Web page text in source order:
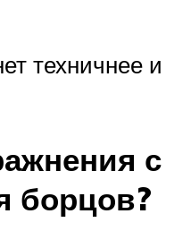
техничнее и
с
борцов?